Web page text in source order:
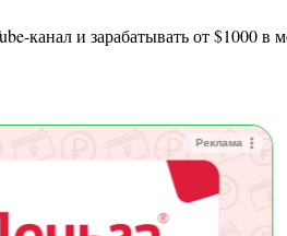
канал и зарабатывать от $1000 в
Реклама